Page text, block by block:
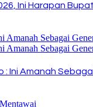
Ini Harapan
Ini Amanah